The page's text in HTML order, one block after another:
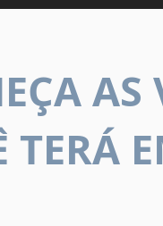
AS
TERÁ